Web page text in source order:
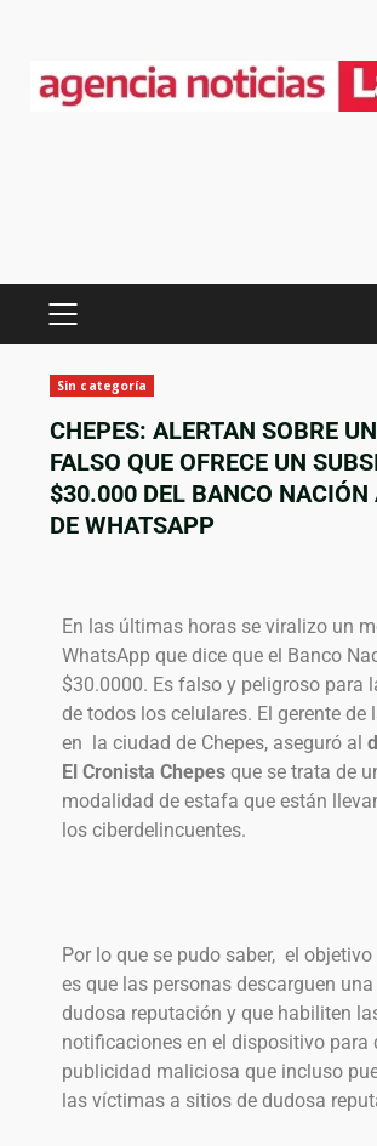
Sin categoría
CHEPES: ALERTAN SOBRE
FALSO QUE OFRECE UN
$30.000 DEL BANCO NACIÓN
DE WHATSAPP
En las últimas horas se viralizo un
WhatsApp que dice que el Banco
$30.0000. Es falso y peligroso para
de todos los celulares. El gerente de
en la ciudad de Chepes, aseguró al
El Cronista Chepes que se trata de
modalidad de estafa que están
los ciberdelincuentes.
Por lo que se pudo saber, el
es que las personas descarguen
dudosa reputación y que habiliten
notificaciones en el dispositivo para
publicidad maliciosa que incluso
las víctimas a sitios de dudosa